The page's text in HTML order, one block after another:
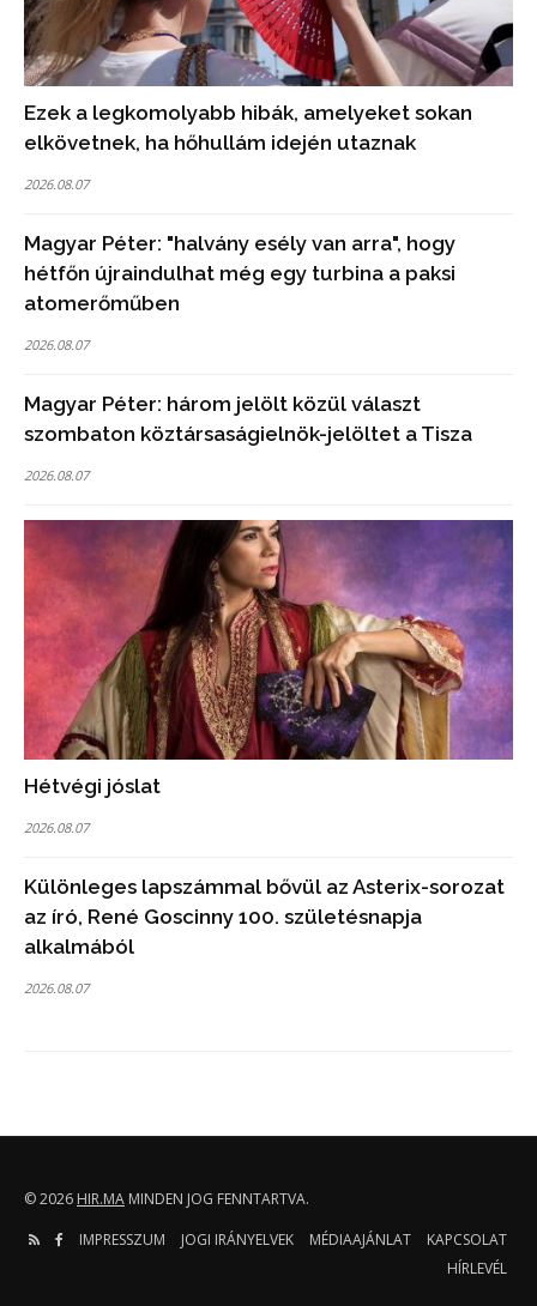
Ezek a legkomolyabb hibák, amelyeket sokan
elkövetnek, ha hőhullám idején utaznak
2026.08.07
Magyar Péter: "halvány esély van arra", hogy
hétfőn újraindulhat még egy turbina a paksi
atomerőműben
2026.08.07
Magyar Péter: három jelölt közül választ
szombaton köztársaságielnök-jelöltet a Tisza
2026.08.07
Hétvégi jóslat
2026.08.07
Különleges lapszámmal bővül az Asterix-sorozat
az író, René Goscinny 100. születésnapja
alkalmából
2026.08.07
© 2026 HIR.MA MINDEN JOG FENNTARTVA.
IMPRESSZUM
JOGI IRÁNYELVEK MÉDIAAJÁNLAT
KAPCSOLAT
HÍRLEVÉL